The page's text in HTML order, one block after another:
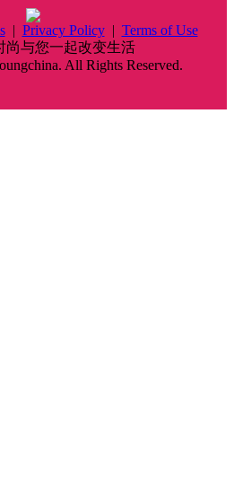
| Privacy Policy| Terms of Use
尚与您一起改变生活
All Rights Reserved.